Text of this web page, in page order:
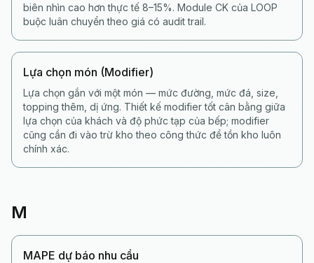
biên nhìn cao hơn thực tế 8–15%. Module CK của LOOP
buộc luân chuyển theo giá có audit trail.
Lựa chọn món (Modifier)
Lựa chọn gắn với một món — mức đường, mức đá, size,
topping thêm, dị ứng. Thiết kế modifier tốt cân bằng giữa
lựa chọn của khách và độ phức tạp của bếp; modifier
cũng cần đi vào trừ kho theo công thức để tồn kho luôn
chính xác.
M
MAPE dự báo nhu cầu